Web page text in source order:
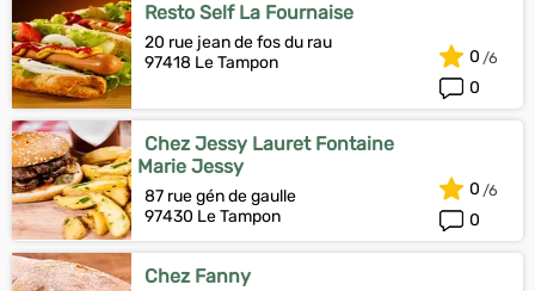
Resto Self La Fournaise
20 rue jean de fos du rau
97418 Le Tampon
0
0
Chez Jessy Lauret Fontaine
Marie Jessy
87 rue gén de gaulle
97430 Le Tampon
0
0
Chez Fanny